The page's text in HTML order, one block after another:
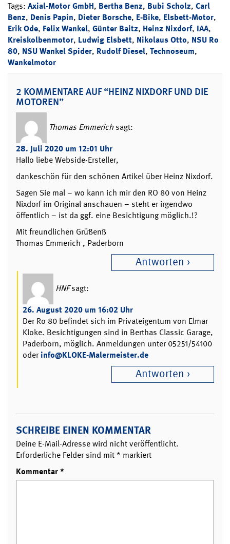
Tags: Axial-Motor GmbH, Bertha Benz, Bubi Scholz, Carl
Benz, Denis Papin, Dieter Borsche, E-Bike, Elsbett-Motor,
Erik Ode, Felix Wankel, Günter Baitz, Heinz Nixdorf, IAA,
Kreiskolbenmotor, Ludwig Elsbett, Nikolaus Otto, NSU Ro
80, NSU Wankel Spider, Rudolf Diesel, Technoseum,
Wankelmotor
2 KOMMENTARE AUF “HEINZ NIXDORF UND DIE
MOTOREN”
Thomas Emmerich sagt:
28. Juli 2020 um 12:01 Uhr
Hallo liebe Webside-Ersteller,
dankeschön für den schönen Artikel über Heinz Nixdorf.
Sagen Sie mal – wo kann ich mir den RO 80 von Heinz
Nixdorf im Original anschauen – steht er irgendwo
öffentlich – ist da ggf. eine Besichtigung möglich.!?
Mit freundlichen Grüßenß
Thomas Emmerich , Paderborn
Antworten
HNF sagt:
26. August 2020 um 16:02 Uhr
Der Ro 80 befindet sich im Privateigentum von Elmar
Kloke. Besichtigungen sind in Berthas Classic Garage,
Paderborn, möglich. Anmeldungen unter 05251/54100
oderinfo@KLOKE-Malermeister.de
Antworten
SCHREIBE EINEN KOMMENTAR
Deine E-Mail-Adresse wird nicht veröffentlicht.
Erforderliche Felder sind mit * markiert
Kommentar*